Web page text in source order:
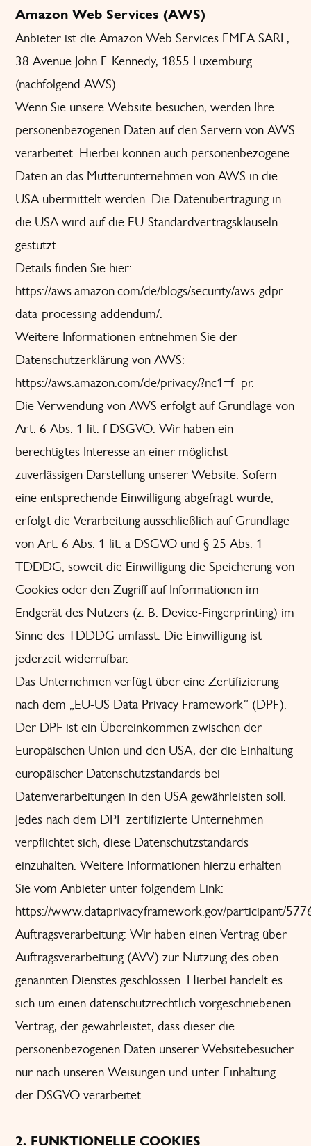
Amazon Web Services (AWS)
Anbieter ist die Amazon Web Services EMEA SARL,
38 Avenue John F. Kennedy, 1855 Luxemburg
(nachfolgend AWS).
Wenn Sie unsere Website besuchen, werden Ihre
personenbezogenen Daten auf den Servern von AWS
verarbeitet. Hierbei können auch personenbezogene
Daten an das Mutterunternehmen von AWS in die
USA übermittelt werden. Die Datenübertragung in
die USA wird auf die EU-Standardvertragsklauseln
gestützt.
Details finden Sie hier:
https://aws.amazon.com/de/blogs/security/aws-gdpr-
data-processing-addendum/.
Weitere Informationen entnehmen Sie der
Datenschutzerklärung von AWS:
https://aws.amazon.com/de/privacy/?nc1=f_pr.
Die Verwendung von AWS erfolgt auf Grundlage von
Art. 6 Abs. 1 lit. f DSGVO. Wir haben ein
berechtigtes Interesse an einer möglichst
zuverlässigen Darstellung unserer Website. Sofern
eine entsprechende Einwilligung abgefragt wurde,
erfolgt die Verarbeitung ausschließlich auf Grundlage
von Art. 6 Abs. 1 lit. a DSGVO und § 25 Abs. 1
TDDDG, soweit die Einwilligung die Speicherung von
Cookies oder den Zugriff auf Informationen im
Endgerät des Nutzers (z. B. Device-Fingerprinting) im
Sinne des TDDDG umfasst. Die Einwilligung ist
jederzeit widerrufbar.
Das Unternehmen verfügt über eine Zertifizierung
nach dem „EU-US Data Privacy Framework“ (DPF).
Der DPF ist ein Übereinkommen zwischen der
Europäischen Union und den USA, der die Einhaltung
europäischer Datenschutzstandards bei
Datenverarbeitungen in den USA gewährleisten soll.
Jedes nach dem DPF zertifizierte Unternehmen
verpflichtet sich, diese Datenschutzstandards
einzuhalten. Weitere Informationen hierzu erhalten
Sie vom Anbieter unter folgendem Link:
https://www.dataprivacyframework.gov/participant/
Auftragsverarbeitung: Wir haben einen Vertrag über
Auftragsverarbeitung (AVV) zur Nutzung des oben
genannten Dienstes geschlossen. Hierbei handelt es
sich um einen datenschutzrechtlich vorgeschriebenen
Vertrag, der gewährleistet, dass dieser die
personenbezogenen Daten unserer Websitebesucher
nur nach unseren Weisungen und unter Einhaltung
der DSGVO verarbeitet.
2. FUNKTIONELLE COOKIES